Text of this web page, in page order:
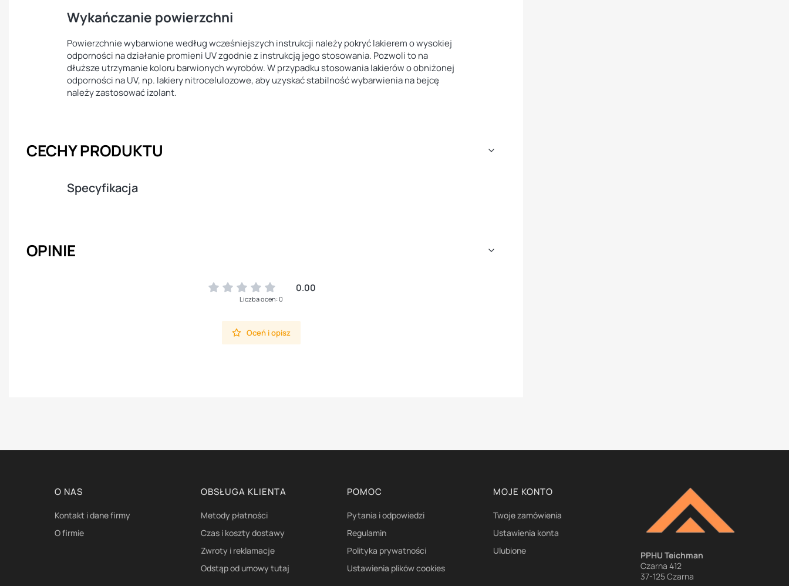
Wykańczanie powierzchni
Powierzchnie wybarwione według wcześniejszych instrukcji należy pokryć lakierem o wysokiej
odporności na działanie promieni UV zgodnie z instrukcją jego stosowania. Pozwoli to na
dłuższe utrzymanie koloru barwionych wyrobów. W przypadku stosowania lakierów o obniżonej
odporności na UV, np. lakiery nitrocelulozowe, aby uzyskać stabilność wybarwienia na bejcę
należy zastosować izolant.
CECHY PRODUKTU
Specyfikacja
OPINIE
0.00
Liczba ocen: 0
Oceń i opisz
Linki w stopce
O NAS
Kontakt i dane firmy
O firmie
OBSŁUGA KLIENTA
Metody płatności
Czas i koszty dostawy
Zwroty i reklamacje
Odstąp od umowy tutaj
POMOC
Pytania i odpowiedzi
Regulamin
Polityka prywatności
Ustawienia plików cookies
MOJE KONTO
Twoje zamówienia
Ustawienia konta
Ulubione
PPHU Teichman
Czarna 412
37-125 Czarna